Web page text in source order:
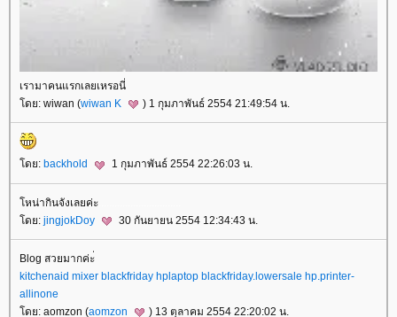
เรามาคนแรกเลยเหรอนี่
ดย: wiwan (wiwan K ) 1 กุมภาพันธ์ 2554 21:49:54 น.
ดย: backhold 1 กุมภาพันธ์ 2554 22:26:03 น.
หน่ากินจังเลยค่ะ
ดย: jingjokDoy 30 กันยายน 2554 12:34:43 น.
Blog สวยมากค่ะ่
kitchenaid mixer blackfriday hplaptop blackfriday.lowersale hp.printer-
allinone
ดย: aomzon (aomzon ) 13 ตุลาคม 2554 22:20:02 น.